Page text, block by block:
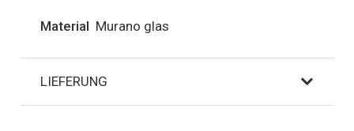
Material Murano glas
LIEFERUNG